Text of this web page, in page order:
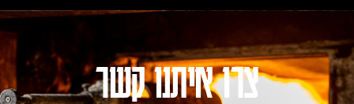
צרו איתנו קשר